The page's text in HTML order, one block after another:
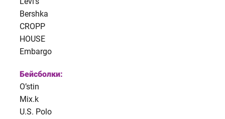
Bershka
CROPP
HOUSE
Embargo
Бейсболки:
O’stin
Mix.k
U.S. Polo